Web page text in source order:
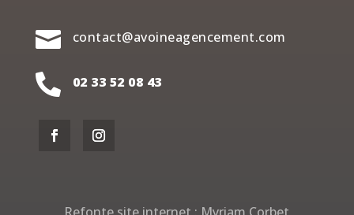
 contact@avoineagencement.com
 02 33 52 08 43